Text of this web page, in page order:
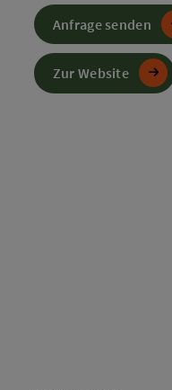
Anfrage senden
Zur Website